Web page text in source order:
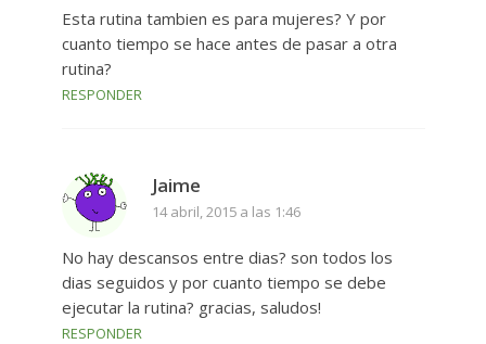
Esta rutina tambien es para mujeres? Y por
cuanto tiempo se hace antes de pasar a otra
rutina?
RESPONDER
Jaime
14 abril, 2015 a las 1:46
No hay descansos entre dias? son todos los
dias seguidos y por cuanto tiempo se debe
ejecutar la rutina? gracias, saludos!
RESPONDER